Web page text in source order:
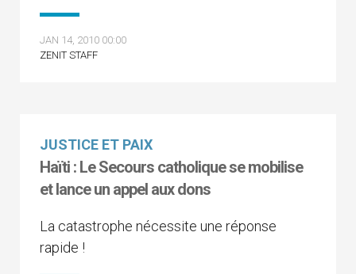
JAN 14, 2010 00:00
ZENIT STAFF
JUSTICE ET PAIX
Haïti : Le Secours catholique se mobilise
et lance un appel aux dons
La catastrophe nécessite une réponse
rapide !